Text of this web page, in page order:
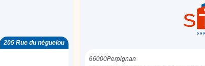
205 Rue du nèguelou
66000Perpignan